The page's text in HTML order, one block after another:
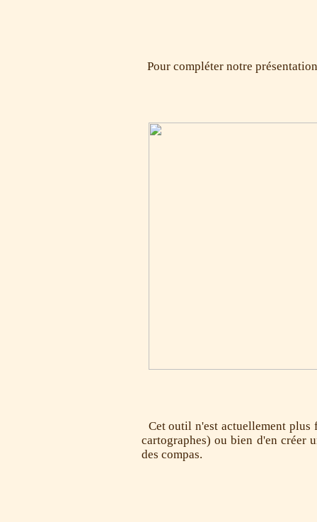
Pour compléter notre
Cet outil n'est actuellement plus
cartographes) ou bien d'en créer
des compas.